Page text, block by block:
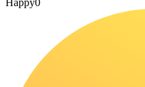
Happy0